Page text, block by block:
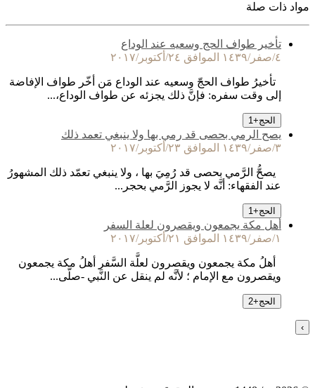
مواد ذات صلة
تأخير طواف الحج وسعيه عند الوداع
٤/صفر/١٤٣٩ الموافق ٢٤/أكتوبر/٢٠١٧
تأخيرُ طواف الحجّ وسعيه عند الوداع مَن أخّر طواف الإفاضة
إلى وقت سفره: فإنَّ ذلك يجزئه عن طواف الوداع،...
الحج+
1
يصح الرمي بحصى قد رمي بها ولا ينبغي تعمد ذلك
٣/صفر/١٤٣٩ الموافق ٢٣/أكتوبر/٢٠١٧
يصحُّ الرَّمي بحصى قد رُمِيَ بها ، ولا ينبغي تعمّد ذلك المشهورُ
عند الفقهاء: أنَّه لا يجوز الرَّمي بحجر...
الحج+
1
أهل مكة يجمعون ويقصرون لعلة السفر
١/صفر/١٤٣٩ الموافق ٢١/أكتوبر/٢٠١٧
أهلُ مكة يجمعون ويقصرون لعلَّة السَّفر أهلُ مكة يجمعون
ويقصرون مع الإمام ؛ لأنَّه لم ينقل عن النَّبي -صلَّى...
الحج+
2
›